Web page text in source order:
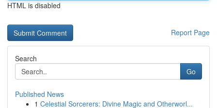
HTML is disabled
Report Page
Search
Go
Published News
1 Celestial Sorcerers: Divine Magic and Otherworl...